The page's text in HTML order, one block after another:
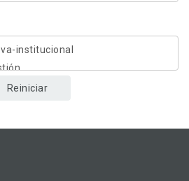
Reiniciar